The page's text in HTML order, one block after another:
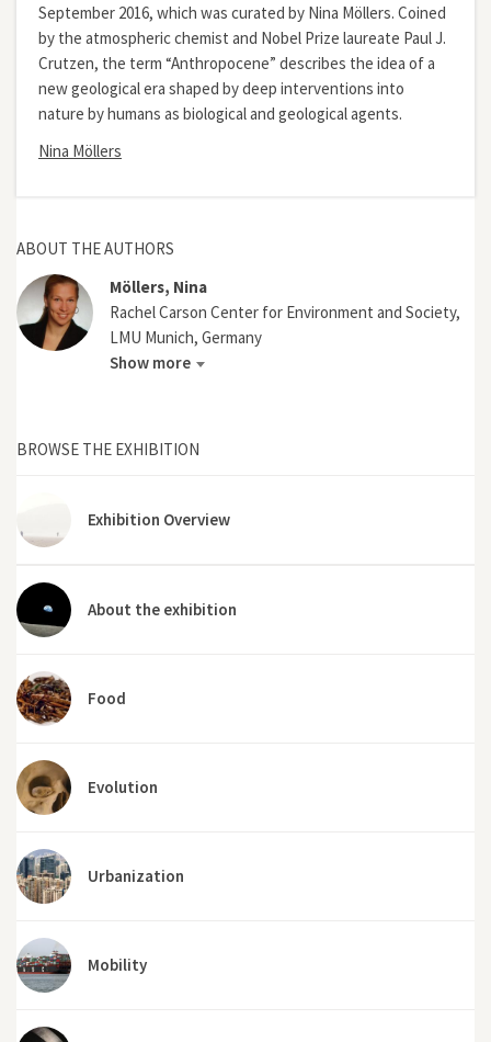
September 2016, which was curated by Nina Möllers. Coined
by the atmospheric chemist and Nobel Prize laureate Paul J.
Crutzen, the term “Anthropocene” describes the idea of a
new geological era shaped by deep interventions into
nature by humans as biological and geological agents.
Nina Möllers
ABOUT THE AUTHORS
Möllers, Nina
Rachel Carson Center for Environment and Society,
LMU Munich, Germany
Show more
BROWSE THE EXHIBITION
Exhibition Overview
About the exhibition
Food
Evolution
Urbanization
Mobility